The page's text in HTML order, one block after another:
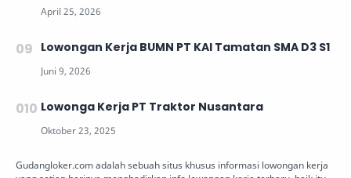
Lowongan Kerja BUMN PT KAI Tamatan SMA D3 S1
Lowonga Kerja PT Traktor Nusantara
Gudangloker.com adalah sebuah situs khusus informasi lowongan kerja